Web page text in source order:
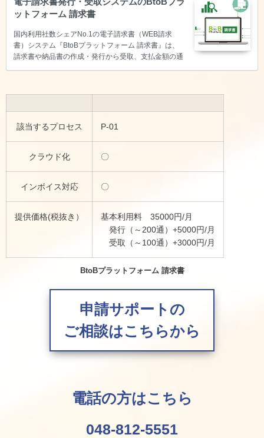
ットフォーム 請求書
国内利用社数シェアNo.1の電子請求書（WEB請求
書）システム『BtoBプラットフォーム 請求書』は、
請求書や納品書の作成・発行から受取、支払金額の通
該当するプロセス P-01
クラウド化 〇
インボイス対応 〇
提供価格(税抜き）
基本利用料 35000円/月
発行（～200通）+5000円/月
受取（～100通）+3000円/月
BtoBプラットフォーム 請求書
申請サポートの
ご相談はこちらから
電話の方はこちら
048-812-5551